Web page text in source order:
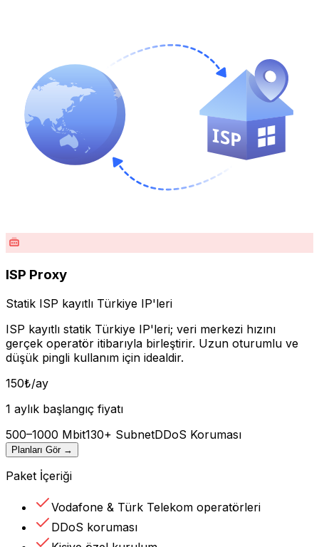
ISP Proxy
Statik ISP kayıtlı Türkiye IP'leri
ISP kayıtlı statik Türkiye IP'leri; veri merkezi hızını
gerçek operatör itibarıyla birleştirir. Uzun oturumlu ve
düşük pingli kullanım için idealdir.
150₺/ay
1 aylık başlangıç fiyatı
500–1000 Mbit130+ SubnetDDoS Koruması
Planları Gör →
Paket İçeriği
Vodafone & Türk Telekom operatörleri
DDoS koruması